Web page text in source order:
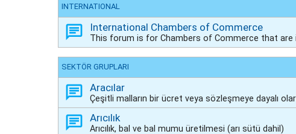
INTERNATIONAL
International Chambers of Commerce
This forum is for Chambers of Commerce that are
SEKTÖR GRUPLARI
Aracılar
Çeşitli malların bir ücret veya sözleşmeye dayalı
Arıcılık
Arıcılık, bal ve bal mumu üretilmesi (arı sütü dahil)